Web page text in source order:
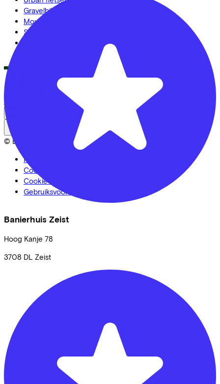
Banierhuis Zeist
Hoog Kanje 78
3708 DL Zeist
Gravelbikes
Mountainbikes
Stadsfietsen
LinkedIn Instagram
© Lease a Bike. All Rights Reserved.
Privacy statement
Cookie statement
Cookie instellingen
Gebruiksvoorwaarden